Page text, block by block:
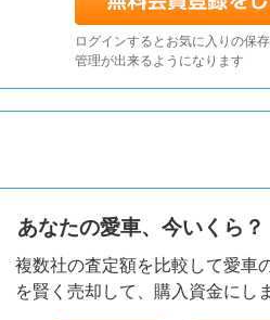
ログインするとお気に入りの保
管理が出来るようになります
あなたの愛車、今いくら？
複数社の査定額を比較して愛車
を賢く売却して、購入資金にし